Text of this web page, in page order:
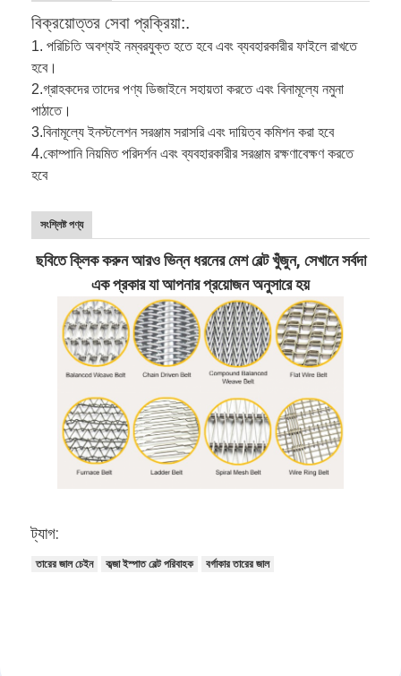
বিক্রয়োত্তর সেবা প্রক্রিয়া:.
1. পরিচিতি অবশ্যই নম্বরযুক্ত হতে হবে এবং ব্যবহারকারীর ফাইলে রাখতে
হবে।
2.গ্রাহকদের তাদের পণ্য ডিজাইনে সহায়তা করতে এবং বিনামূল্যে নমুনা
পাঠাতে।
3.বিনামূল্যে ইনস্টলেশন সরঞ্জাম সরাসরি এবং দায়িত্ব কমিশন করা হবে
4.কোম্পানি নিয়মিত পরিদর্শন এবং ব্যবহারকারীর সরঞ্জাম রক্ষণাবেক্ষণ করতে
হবে
সংশ্লিষ্ট পণ্য
ছবিতে ক্লিক করুন আরও ভিন্ন ধরনের মেশ বেল্ট খুঁজুন, সেখানে সর্বদা
এক প্রকার যা আপনার প্রয়োজন অনুসারে হয়
ট্যাগ:
তারের জাল চেইন কব্জা ইস্পাত বেল্ট পরিবাহক বর্গাকার তারের জাল